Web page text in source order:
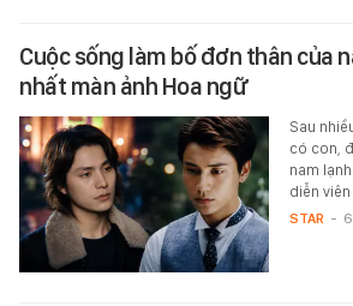
Cuộc sống làm bố đơn thân của
nhất màn ảnh Hoa ngữ
Sau
có con,
nam
diễn viên
STAR -